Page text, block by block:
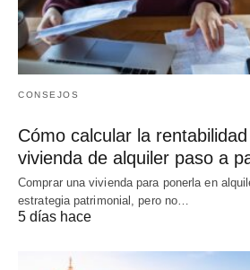
CONSEJOS
Cómo calcular la
vivienda de alquiler paso a
Comprar una vivienda para ponerla en
estrategia patrimonial, pero no…
5 días hace